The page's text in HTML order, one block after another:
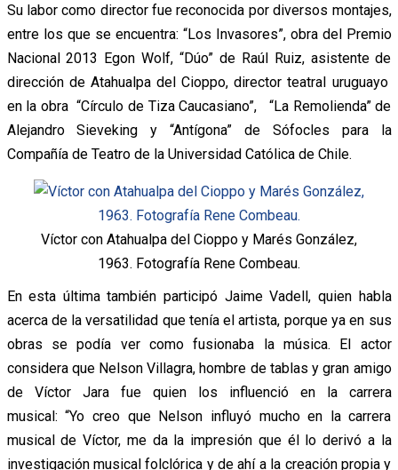
Su labor como director fue reconocida por diversos montajes,
entre los que se encuentra: “Los Invasores”, obra del Premio
Nacional 2013 Egon Wolf, “Dúo” de Raúl Ruiz, asistente de
dirección de Atahualpa del Cioppo, director teatral uruguayo
en la obra “Círculo de Tiza Caucasiano”, “La Remolienda” de
Alejandro Sieveking y “Antígona” de Sófocles para la
Compañía de Teatro de la Universidad Católica de Chile.
Víctor con Atahualpa del Cioppo y Marés González,
1963. Fotografía Rene Combeau.
En esta última también participó Jaime Vadell, quien habla
acerca de la versatilidad que tenía el artista, porque ya en sus
obras se podía ver como fusionaba la música. El actor
considera que Nelson Villagra, hombre de tablas y gran amigo
de Víctor Jara fue quien los influenció en la carrera
musical: “Yo creo que Nelson influyó mucho en la carrera
musical de Víctor, me da la impresión que él lo derivó a la
investigación musical folclórica y de ahí a la creación propia y